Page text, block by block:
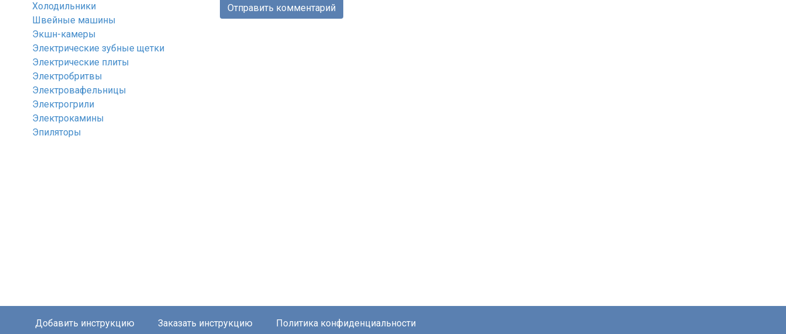
Холодильники
Швейные машины
Экшн-камеры
Электрические зубные щетки
Электрические плиты
Электробритвы
Электровафельницы
Электрогрили
Электрокамины
Эпиляторы
Добавить инструкцию Заказать инструкцию Политика конфиденциальности